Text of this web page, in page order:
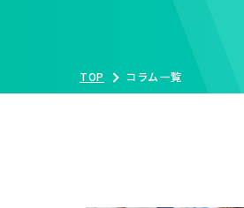
TOP コラム一覧